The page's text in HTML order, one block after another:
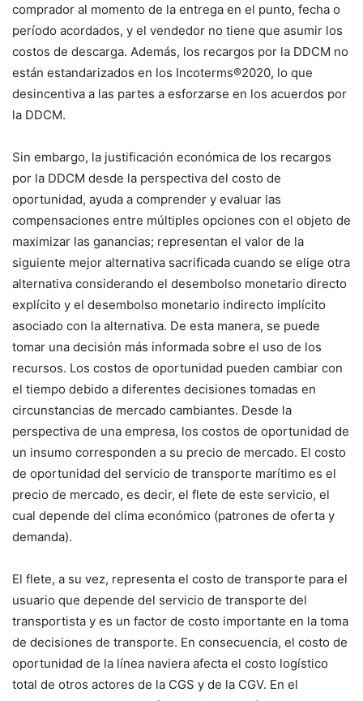
comprador al momento de la entrega en el punto, fecha o
período acordados, y el vendedor no tiene que asumir los
costos de descarga. Además, los recargos por la DDCM no
están estandarizados en los Incoterms®2020, lo que
desincentiva a las partes a esforzarse en los acuerdos por
la DDCM.
Sin embargo, la justificación económica de los recargos
por la DDCM desde la perspectiva del costo de
oportunidad, ayuda a comprender y evaluar las
compensaciones entre múltiples opciones con el objeto de
maximizar las ganancias; representan el valor de la
siguiente mejor alternativa sacrificada cuando se elige otra
alternativa considerando el desembolso monetario directo
explícito y el desembolso monetario indirecto implícito
asociado con la alternativa. De esta manera, se puede
tomar una decisión más informada sobre el uso de los
recursos. Los costos de oportunidad pueden cambiar con
el tiempo debido a diferentes decisiones tomadas en
circunstancias de mercado cambiantes. Desde la
perspectiva de una empresa, los costos de oportunidad de
un insumo corresponden a su precio de mercado. El costo
de oportunidad del servicio de transporte marítimo es el
precio de mercado, es decir, el flete de este servicio, el
cual depende del clima económico (patrones de oferta y
demanda).
El flete, a su vez, representa el costo de transporte para el
usuario que depende del servicio de transporte del
transportista y es un factor de costo importante en la toma
de decisiones de transporte. En consecuencia, el costo de
oportunidad de la línea naviera afecta el costo logístico
total de otros actores de la CGS y de la CGV. En el